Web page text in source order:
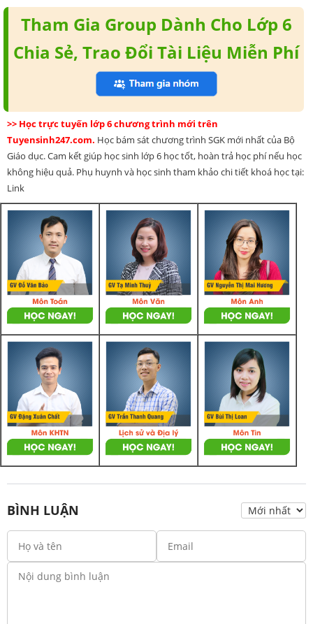
Tham Gia Group Dành Cho Lớp 6
Chia Sẻ, Trao Đổi Tài Liệu Miễn Phí
>> Học trực tuyến lớp 6 chương trình mới trên
Tuyensinh247.com. Học bám sát chương trình SGK mới nhất của Bộ
Giáo dục. Cam kết giúp học sinh lớp 6 học tốt, hoàn trả học phí nếu học
không hiệu quả. Phụ huynh và học sinh tham khảo chi tiết khoá học tại:
Link
BÌNH LUẬN